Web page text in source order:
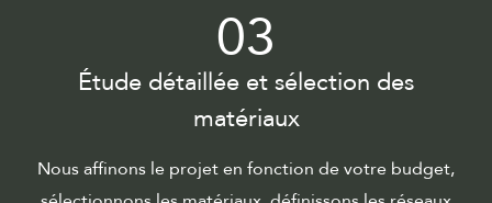
03
Étude détaillée et sélection des
matériaux
Nous affinons le projet en fonction de votre budget,